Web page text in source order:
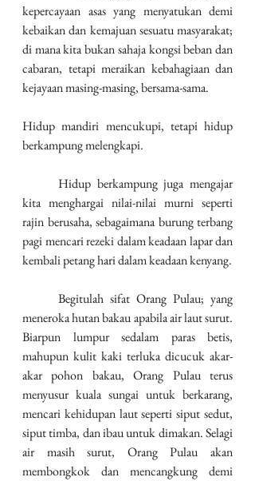
kepercayaan asas yang menyatukan demi
kebaikan dan kemajuan sesuatu masyarakat;
di mana kita bukan sahaja kongsi beban dan
cabaran, tetapi meraikan kebahagiaan dan
kejayaan masing-masing, bersama-sama.
Hidup mandiri mencukupi, tetapi hidup
berkampung melengkapi.
kita menghargai nilai-nilai murni seperti
rajin berusaha, sebagaimana burung terbang
pagi mencari rezeki dalam keadaan lapar dan
kembali petang hari dalam keadaan kenyang.
meneroka hutan bakau apabila air laut surut.
Biarpun lumpur sedalam paras betis,
mahupun kulit kaki terluka dicucuk akar-
akar pohon bakau, Orang Pulau terus
menyusur kuala sungai untuk berkarang,
mencari kehidupan laut seperti siput sedut,
siput timba, dan ibau untuk dimakan. Selagi
air masih surut, Orang Pulau akan
membongkok dan mencangkung demi